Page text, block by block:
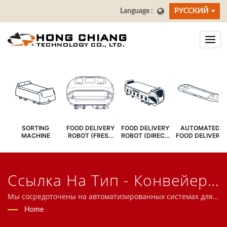
РУССКИЙ
SORTING
MACHINE
FOOD DELIVERY
ROBOT (FRESH
FOOD DELIVERY
ROBOT (DIRECT
AUTOMATED
FOOD DELIVERY
Ссылка На Тип - Конвейер
Суши С Горячей И
Мы сосредоточены на автоматизированных системах для
ресторанов, включая робота для доставки еды, систему
Home